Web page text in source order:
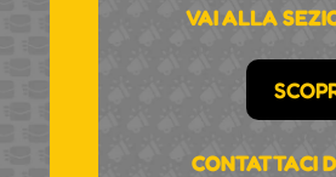
VAI ALLA
CONTATTACI